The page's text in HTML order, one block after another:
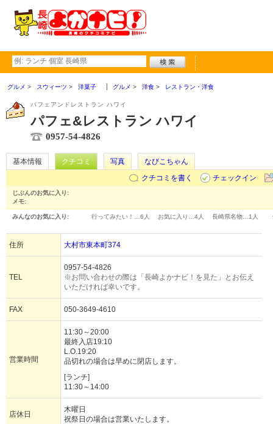
グルメ スウィーツ 洋菓子 グルメ 洋食 レストラン・洋食
パフェアンドレストラン ハワイ
パフェ&レストラン ハワイ
0957-54-4826
基本情報 クチコミ 写真
なびこちゃん
クチコミを書く
チェックイン
じぶんのお気に入り:
メモ:
みんなのお気に入り: 行ってみたい！… 6人 お気に入り… 4人 長崎県名物… 1人
住所 大村市東本町374
TEL
0957-54-4826
※お問い合わせの際は「長崎よかナビ！を見た」とお伝え
いただければ幸いです。
FAX 050-3649-4610
営業時間
11:30～20:00
最終入店19:10
L.O.19:20
品切れの場合は早めに閉店します。
[ランチ]
11:30～14:00
店休日
木曜日
祝祭日の場合は営業いたします。